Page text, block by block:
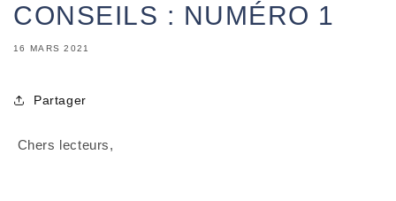
CONSEILS : NUMÉRO 1
16 MARS 2021
Partager
Chers lecteurs,